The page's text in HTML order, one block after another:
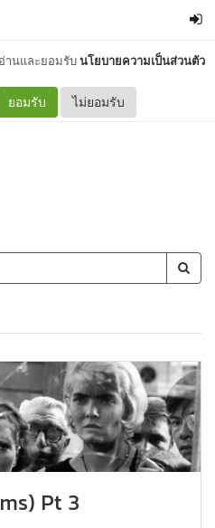
านและยอมรับนโยบายความเป็นส่วนตัว
ยอมรับ ไม่ยอมรับ
Pt 3